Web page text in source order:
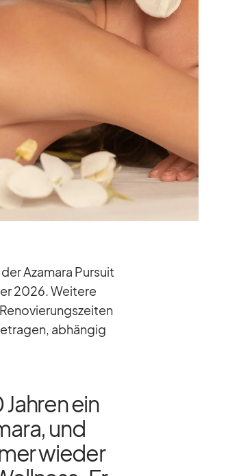
Aza­mara Pur­suit
2026. Wei­tere
ab­hän­gig
ein
und
wie­der